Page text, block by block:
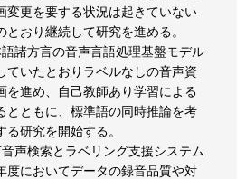
変更を要する状況は起きていない
おり継続して研究を進める。
諸方言の音声言語処理基盤モデル
ていたとおりラベルなしの音声資
を進め、自己教師あり学習による
とともに、標準語の同時推論を考
研究を開始する。
声検索とラベリング支援システム
度においてデータの録音品質や対